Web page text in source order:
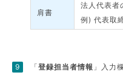
肩書
法人代表者
例) 代表取
「登録担当者情報 」入力